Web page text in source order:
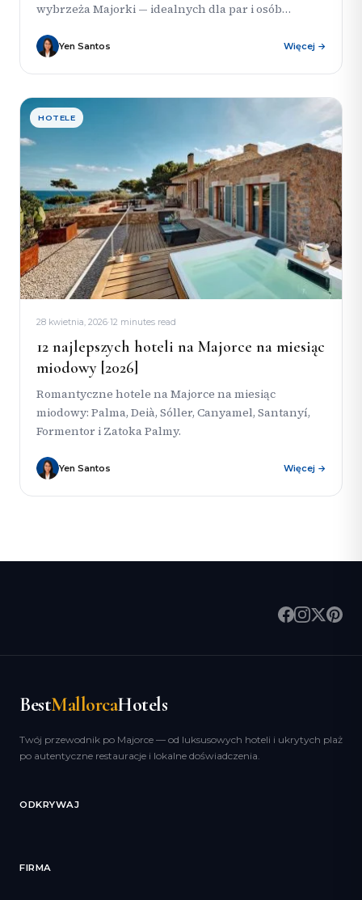
wybrzeża Majorki — idealnych dla par i osób
Najlepszy...
Yen Santos Więcej →
HOTELE
28 kwietnia, 2026·12 minutes read
12 najlepszych hoteli na Majorce na miesiąc
miodowy [2026]
Romantyczne hotele na Majorce na miesiąc
miodowy: Palma, Deià, Sóller, Canyamel, Santanyí,
Formentor i Zatoka Palmy.
Yen Santos Więcej →
BestMallorcaHotels
Twój przewodnik po Majorce — od luksusowych hoteli i ukrytych plaż
po autentyczne restauracje i lokalne doświadczenia.
ODKRYWAJ
FIRMA